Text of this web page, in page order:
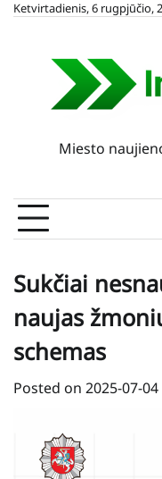
SkipKetvirtadienis, 6 rugpjūčio,
Miesto
Sukčiai
naujas
schemas
Posted on 2025-07-04